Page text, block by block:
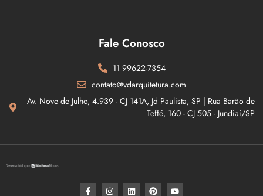
Fale Conosco
11 99622-7354
contato@vdarquitetura.com
Av. Nove de Julho, 4.939 - CJ 141A, Jd Paulista, SP | Rua Barão de
Teffé, 160 - CJ 505 - Jundiaí/SP​